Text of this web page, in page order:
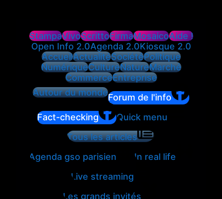
StampaVivoScrittoFirmaMosaicoAide !
Open Info 2.0Agenda 2.0Kiosque 2.0
AccueilActualitéSociétéPolitique
NumériqueCultureNatureMarché
CommerceEntreprise
Autour du mondeForum de l'info
Fact-checking
Quick menu
Tous les articles
Agenda gso parisien
In real life
Live streaming
Les grands invités